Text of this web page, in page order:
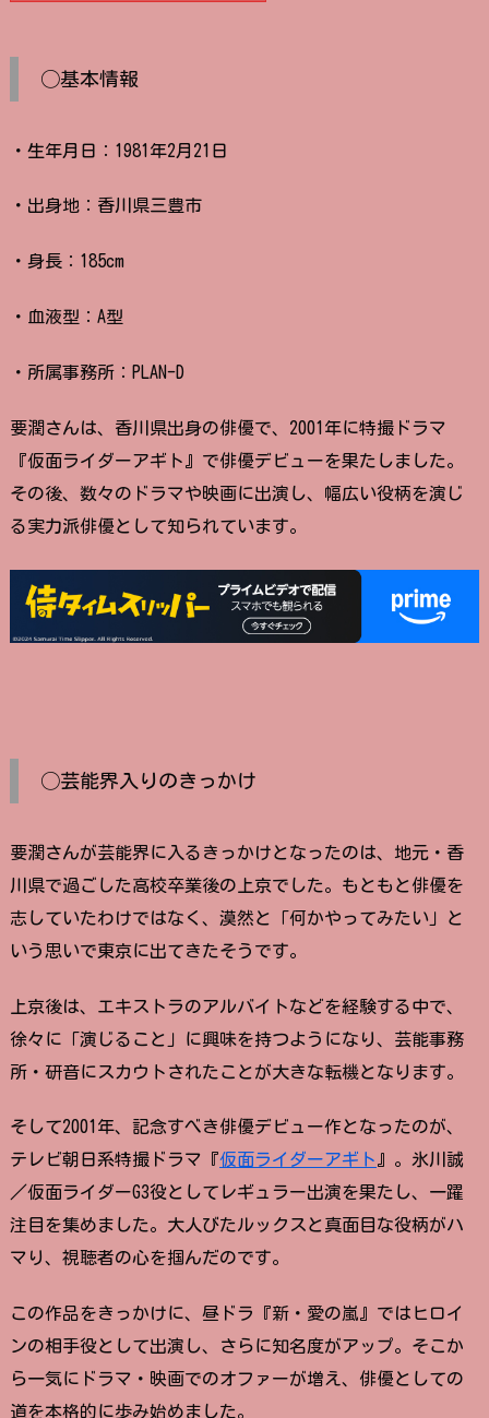
◯基本情報
・生年月日：1981年2月21日
・出身地：香川県三豊市
・身長：185cm
・血液型：A型
・所属事務所：PLAN-D
要潤さんは、香川県出身の俳優で、2001年に特撮ドラマ
『仮面ライダーアギト』で俳優デビューを果たしました。
その後、数々のドラマや映画に出演し、幅広い役柄を演じ
る実力派俳優として知られています。
◯芸能界入りのきっかけ
要潤さんが芸能界に入るきっかけとなったのは、地元・香
川県で過ごした高校卒業後の上京でした。もともと俳優を
志していたわけではなく、漠然と「何かやってみたい」と
いう思いで東京に出てきたそうです。
上京後は、エキストラのアルバイトなどを経験する中で、
徐々に「演じること」に興味を持つようになり、芸能事務
所・研音にスカウトされたことが大きな転機となります。
そして2001年、記念すべき俳優デビュー作となったのが、
テレビ朝日系特撮ドラマ『仮面ライダーアギト』。氷川誠
／仮面ライダーG3役としてレギュラー出演を果たし、一躍
注目を集めました。大人びたルックスと真面目な役柄がハ
マり、視聴者の心を掴んだのです。
この作品をきっかけに、昼ドラ『新・愛の嵐』ではヒロイ
ンの相手役として出演し、さらに知名度がアップ。そこか
ら一気にドラマ・映画でのオファーが増え、俳優としての
道を本格的に歩み始めました。